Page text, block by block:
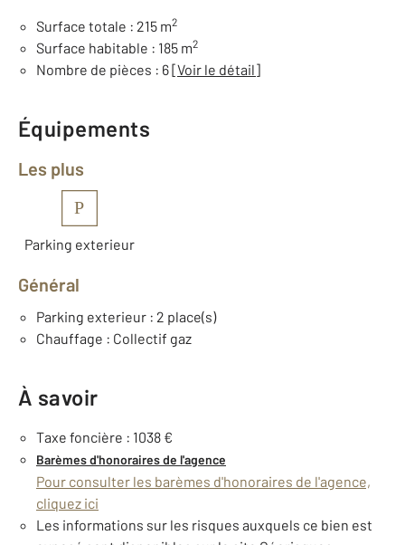
Surface totale : 215 m2
Surface habitable : 185 m2
Nombre de pièces : 6[Voir le détail]
Équipements
Les plus
P
Parking exterieur
Général
Parking exterieur : 2 place(s)
Chauffage : Collectif gaz
À savoir
Taxe foncière : 1038 €
Barèmes d'honoraires de l'agence
Pour consulter les barèmes d'honoraires de l'agence,
cliquez ici
Les informations sur les risques auxquels ce bien est